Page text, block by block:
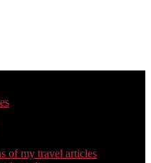
of my travel articles